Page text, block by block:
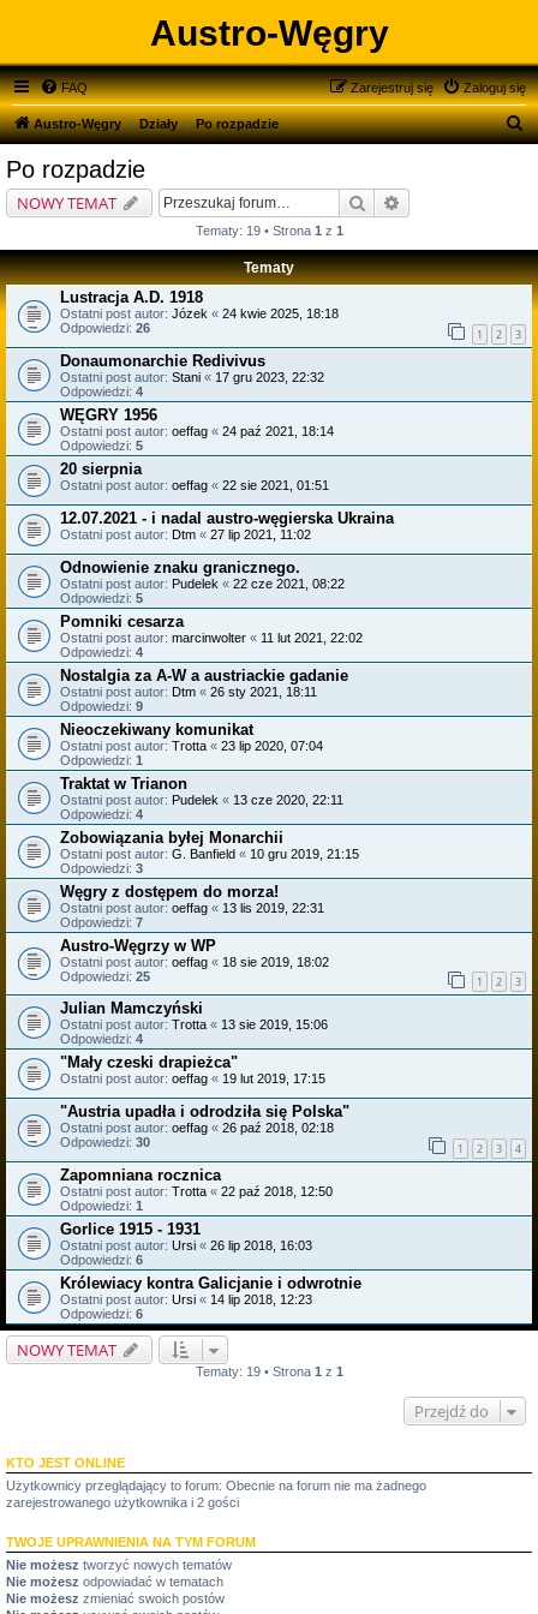
Austro-Węgry
FAQ Zaloguj się
Zarejestruj się
Austro-Węgry Działy Po rozpadzie
S
j
Po rozpadzie
NOWY TEMAT Szukaj
Tematy: 19 • Strona 1 z 1
Tematy
Lustracja A.D. 1918
Ostatni post autor: Józek « 24 kwie 2025, 18:18
Odpowiedzi: 26 1 2 3
Donaumonarchie Redivivus
Ostatni post autor: Stani « 17 gru 2023, 22:32
Odpowiedzi: 4
WĘGRY 1956
Ostatni post autor: oeffag « 24 paź 2021, 18:14
Odpowiedzi: 5
20 sierpnia
Ostatni post autor: oeffag « 22 sie 2021, 01:51
12.07.2021 - i nadal austro-węgierska Ukraina
Ostatni post autor: Dtm « 27 lip 2021, 11:02
Odnowienie znaku granicznego.
Ostatni post autor: Pudelek « 22 cze 2021, 08:22
Odpowiedzi: 5
Pomniki cesarza
Ostatni post autor: marcinwolter « 11 lut 2021, 22:02
Odpowiedzi: 4
Nostalgia za A-W a austriackie gadanie
Ostatni post autor: Dtm « 26 sty 2021, 18:11
Odpowiedzi: 9
Nieoczekiwany komunikat
Ostatni post autor: Trotta « 23 lip 2020, 07:04
Odpowiedzi: 1
Traktat w Trianon
Ostatni post autor: Pudelek « 13 cze 2020, 22:11
Odpowiedzi: 4
Zobowiązania byłej Monarchii
Ostatni post autor: G. Banfield « 10 gru 2019, 21:15
Odpowiedzi: 3
Węgry z dostępem do morza!
Ostatni post autor: oeffag « 13 lis 2019, 22:31
Odpowiedzi: 7
Austro-Węgrzy w WP
Ostatni post autor: oeffag « 18 sie 2019, 18:02
Odpowiedzi: 25 1 2 3
Julian Mamczyński
Ostatni post autor: Trotta « 13 sie 2019, 15:06
Odpowiedzi: 4
"Mały czeski drapieżca"
Ostatni post autor: oeffag « 19 lut 2019, 17:15
"Austria upadła i odrodziła się Polska"
Ostatni post autor: oeffag « 26 paź 2018, 02:18
Odpowiedzi: 30 1 2 3 4
Zapomniana rocznica
Ostatni post autor: Trotta « 22 paź 2018, 12:50
Odpowiedzi: 1
Gorlice 1915 - 1931
Ostatni post autor: Ursi « 26 lip 2018, 16:03
Odpowiedzi: 6
Królewiacy kontra Galicjanie i odwrotnie
Ostatni post autor: Ursi « 14 lip 2018, 12:23
Odpowiedzi: 6
NOWY TEMAT
Tematy: 19 • Strona 1 z 1
Przejdź do
KTO JEST ONLINE
Użytkownicy przeglądający to forum: Obecnie na forum nie ma żadnego
zarejestrowanego użytkownika i 2 gości
TWOJE UPRAWNIENIA NA TYM FORUM
Nie możesz tworzyć nowych tematów
Nie możesz odpowiadać w tematach
Nie możesz zmieniać swoich postów